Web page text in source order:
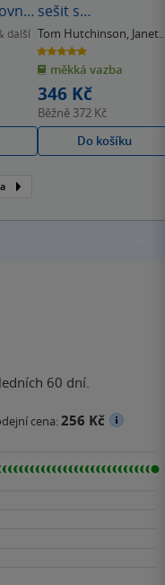
další
sešit s
poslechovým CD a
Project Online
Practice (4th)
Tom Hutchinson, Janet
Hardy-Gould
5.0
z
5
hvězdiček
měkká vazba
346 Kč
Běžně 372 Kč
Do košíku
60 dní.
cena:256 Kč